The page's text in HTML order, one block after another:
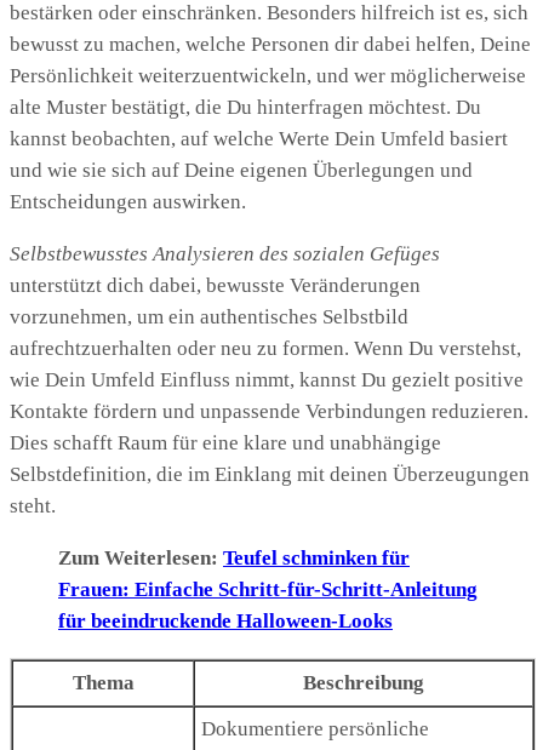
bestärken oder einschränken. Besonders hilfreich ist es, sich
bewusst zu machen, welche Personen dir dabei helfen, Deine
Persönlichkeit weiterzuentwickeln, und wer möglicherweise
alte Muster bestätigt, die Du hinterfragen möchtest. Du
kannst beobachten, auf welche Werte Dein Umfeld basiert
und wie sie sich auf Deine eigenen Überlegungen und
Entscheidungen auswirken.
Selbstbewusstes Analysieren des sozialen Gefüges
unterstützt dich dabei, bewusste Veränderungen
vorzunehmen, um ein authentisches Selbstbild
aufrechtzuerhalten oder neu zu formen. Wenn Du verstehst,
wie Dein Umfeld Einfluss nimmt, kannst Du gezielt positive
Kontakte fördern und unpassende Verbindungen reduzieren.
Dies schafft Raum für eine klare und unabhängige
Selbstdefinition, die im Einklang mit deinen Überzeugungen
steht.
Zum Weiterlesen: Teufel schminken für
Frauen: Einfache Schritt-für-Schritt-Anleitung
für beeindruckende Halloween-Looks
Thema Beschreibung
Dokumentiere persönliche